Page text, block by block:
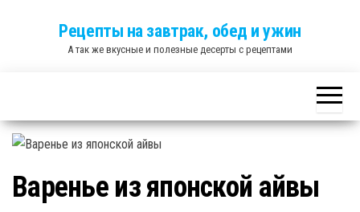
Рецепты на завтрак, обед и ужин
А так же вкусные и полезные десерты с рецептами
Варенье из японской айвы